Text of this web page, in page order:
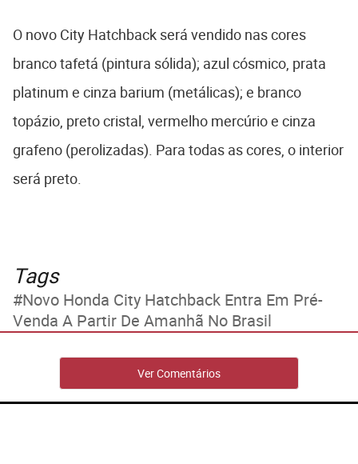
O novo City Hatchback será vendido nas cores
branco tafetá (pintura sólida); azul cósmico, prata
platinum e cinza barium (metálicas); e branco
topázio, preto cristal, vermelho mercúrio e cinza
grafeno (perolizadas). Para todas as cores, o interior
será preto.
Tags
Novo Honda City Hatchback Entra Em Pré-
Venda A Partir De Amanhã No Brasil
Ver Comentários